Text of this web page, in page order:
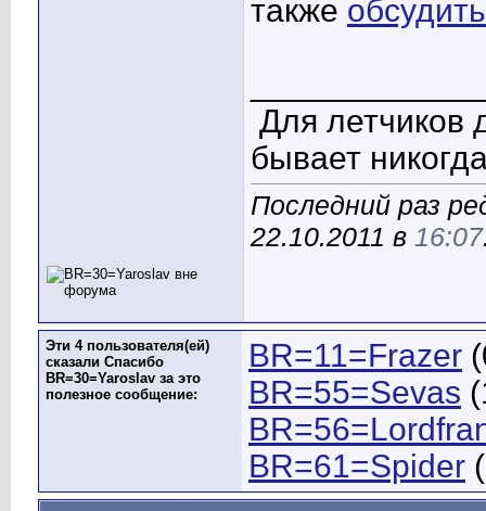
также
Для летчиков
бывает
Последний раз
22.10.2011 в 16:07
Эти 4 пользователя(ей)
сказали Спасибо
BR=30=Yaroslav за это
полезное сообщение:
BR=11=Frazer
BR=55=Sevas
BR=61=Spider